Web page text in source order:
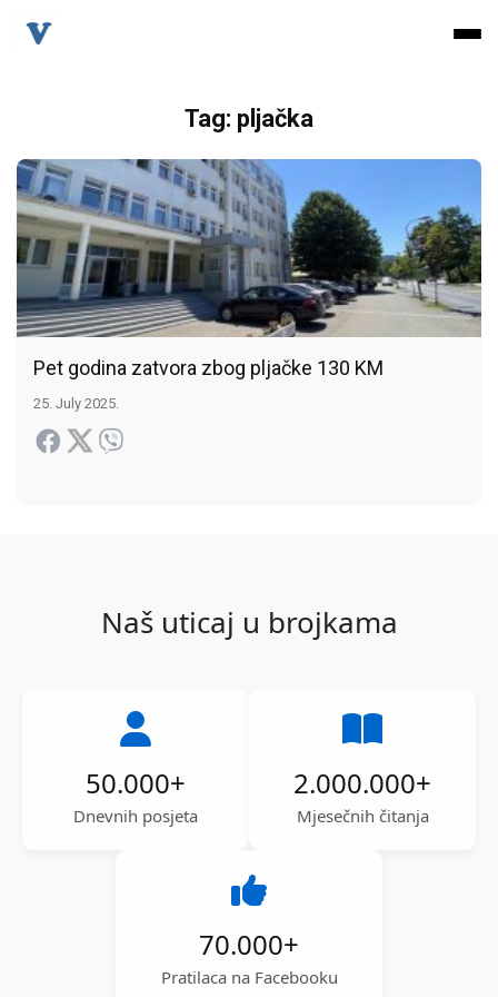
Tag: pljačka
Pet godina zatvora zbog pljačke 130 KM
25. July 2025.
Naš uticaj u brojkama
50.000+
Dnevnih posjeta
2.000.000+
Mjesečnih čitanja
70.000+
Pratilaca na Facebooku